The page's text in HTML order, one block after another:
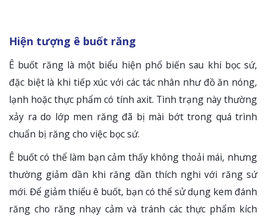
Hiện tượng ê buốt răng
Ê buốt răng là một biểu hiện phổ biến sau khi bọc sứ,
đặc biệt là khi tiếp xúc với các tác nhân như đồ ăn nóng,
lạnh hoặc thực phẩm có tính axit. Tình trạng này thường
xảy ra do lớp men răng đã bị mài bớt trong quá trình
chuẩn bị răng cho việc bọc sứ.
Ê buốt có thể làm bạn cảm thấy không thoải mái, nhưng
thường giảm dần khi răng dần thích nghi với răng sứ
mới. Để giảm thiểu ê buốt, bạn có thể sử dụng kem đánh
răng cho răng nhạy cảm và tránh các thực phẩm kích